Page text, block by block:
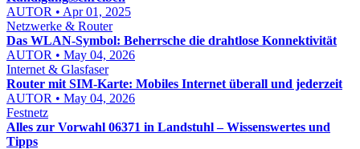
AUTOR • Apr 01, 2025
Netzwerke & Router
Das WLAN-Symbol: Beherrsche die drahtlose Konnektivität
AUTOR • May 04, 2026
Internet & Glasfaser
Router mit SIM-Karte: Mobiles Internet überall und jederzeit
AUTOR • May 04, 2026
Festnetz
Alles zur Vorwahl 06371 in Landstuhl – Wissenswertes und
Tipps